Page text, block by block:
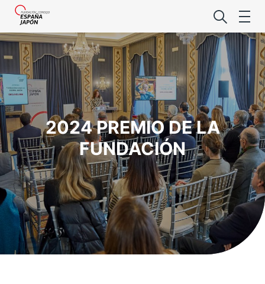
Lo último de la
Foro
Premio de
Noticias
2024 PREMIO DE LA
FUNDACIÓN